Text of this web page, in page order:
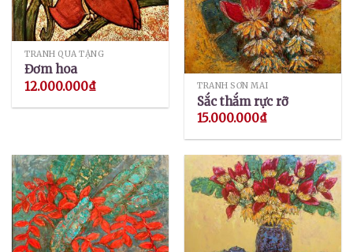
TRANH QUÀ TẶNG
Đơm hoa
12.000.000₫ TRANH SƠN MÀI
Sắc thắm rực rỡ
15.000.000₫